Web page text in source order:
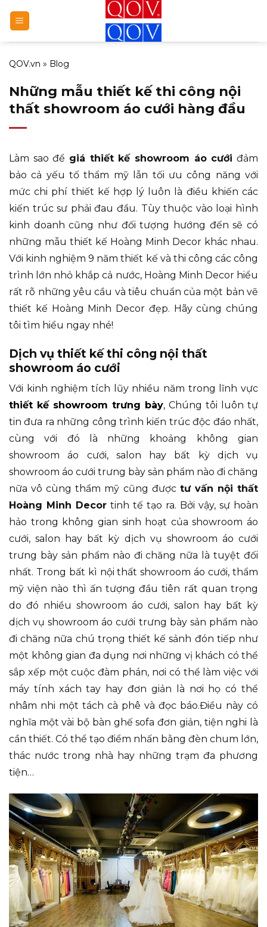
qua
nội
dung
QOV.vn » Blog
Những mẫu thiết kế thi công nội
thất showroom áo cưới hàng đầu
Làm sao để giá thiết kế showroom áo cưới đảm
bảo cả yếu tố thẩm mỹ lẫn tối ưu công năng với
mức chi phí thiết kế hợp lý luôn là điều khiến các
kiến trúc sư phải đau đầu. Tùy thuộc vào loại hình
kinh doanh cũng như đối tượng hướng đến sẽ có
những mẫu thiết kế Hoàng Minh Decor khác nhau.
Với kinh nghiệm 9 năm thiết kế và thi công các công
trình lớn nhỏ khắp cả nước, Hoàng Minh Decor hiểu
rất rõ những yêu cầu và tiêu chuẩn của một bản vẽ
thiết kế Hoàng Minh Decor đẹp. Hãy cùng chúng
tôi tìm hiểu ngay nhé!
Dịch vụ thiết kế thi công nội thất
showroom áo cưới
Với kinh nghiệm tích lũy nhiều năm trong lĩnh vực
thiết kế showroom trưng bày, Chúng tôi luôn tự
tin đưa ra những công trình kiến trúc độc đáo nhất,
cùng với đó là những khoảng không gian
showroom áo cưới, salon hay bất kỳ dịch vụ
showroom áo cưới trưng bày sản phẩm nào đi chăng
nữa vô cùng thẩm mỹ cũng được tư vấn nội thất
Hoàng Minh Decor tinh tế tạo ra. Bởi vậy, sự hoàn
hảo trong không gian sinh hoạt của showroom áo
cưới, salon hay bất kỳ dịch vụ showroom áo cưới
trưng bày sản phẩm nào đi chăng nữa là tuyệt đối
nhất. Trong bất kì nội thất showroom áo cưới, thẩm
mỹ viện nào thì ấn tượng đầu tiên rất quan trọng
do đó nhiều showroom áo cưới, salon hay bất kỳ
dịch vụ showroom áo cưới trưng bày sản phẩm nào
đi chăng nữa chú trọng thiết kế sảnh đón tiếp như
một không gian đa dụng nơi những vị khách có thể
sắp xếp một cuộc đàm phán, nơi có thể làm việc với
máy tính xách tay hay đơn giản là nơi họ có thể
nhâm nhi một tách cà phê và đọc báo.Điều này có
nghĩa một vài bộ bàn ghế sofa đơn giản, tiện nghi là
cần thiết. Có thể tạo điểm nhấn bằng đèn chum lớn,
thác nước trong nhà hay những trạm đa phương
tiện…